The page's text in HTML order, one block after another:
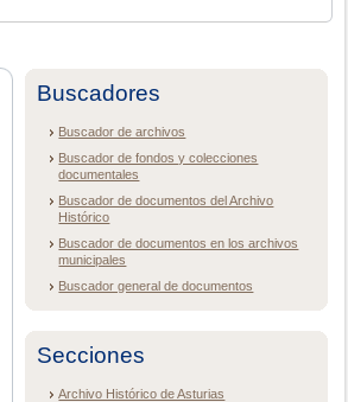
Buscadores
Buscador de archivos
Buscador de fondos y colecciones
documentales
Buscador de documentos del Archivo
Histórico
Buscador de documentos en los archivos
municipales
Buscador general de documentos
Secciones
Archivo Histórico de Asturias